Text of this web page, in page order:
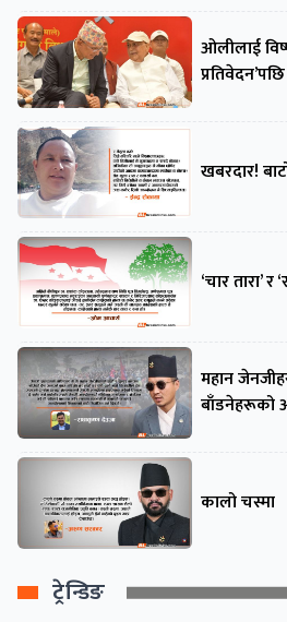
ओलीलाई
खबरदार!
‘चार तारा’
महान
बाँडनेहरूको
कालो चस्मा
ट्रेन्डिङ